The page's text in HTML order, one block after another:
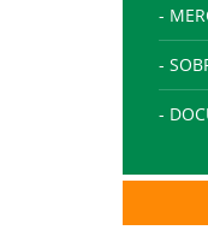
-
-
-